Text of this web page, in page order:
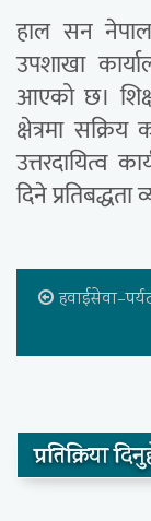
हाल सन
उपशाखा
आएको छ।
क्षेत्रमा
उत्तरदायित्व
दिने
प्रतिक्रिया